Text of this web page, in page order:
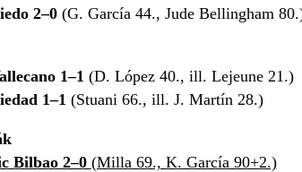
2–0(G. García 44., Jude Bellingham
1–1 (D. López 40., ill. Lejeune 21.)
1–1 (Stuani 66., ill. J. Martín 28.)
Bilbao 2–0 (Milla 69., K. García 90+2.)